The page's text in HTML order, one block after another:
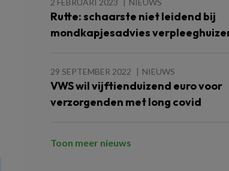
2 FEBRUARI 2023 NIEUWS
Rutte: schaarste niet leidend bij
mondkapjesadvies
29 SEPTEMBER 2022 NIEUWS
VWS wil vijftienduizend euro voor
verzorgenden met long covid
Toon meer nieuws